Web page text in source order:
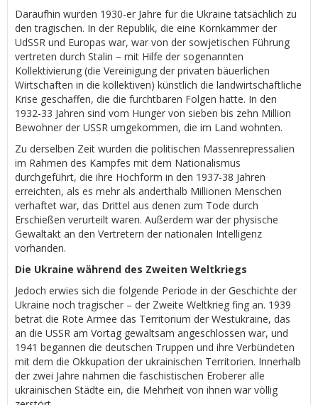
Daraufhin wurden 1930-er Jahre für die Ukraine tatsächlich zu
den tragischen. In der Republik, die eine Kornkammer der
UdSSR und Europas war, war von der sowjetischen Führung
vertreten durch Stalin – mit Hilfe der sogenannten
Kollektivierung (die Vereinigung der privaten bäuerlichen
Wirtschaften in die kollektiven) künstlich die landwirtschaftliche
Krise geschaffen, die die furchtbaren Folgen hatte. In den
1932-33 Jahren sind vom Hunger von sieben bis zehn Million
Bewohner der USSR umgekommen, die im Land wohnten.
Zu derselben Zeit wurden die politischen Massenrepressalien
im Rahmen des Kampfes mit dem Nationalismus
durchgeführt, die ihre Hochform in den 1937-38 Jahren
erreichten, als es mehr als anderthalb Millionen Menschen
verhaftet war, das Drittel aus denen zum Tode durch
Erschießen verurteilt waren. Außerdem war der physische
Gewaltakt an den Vertretern der nationalen Intelligenz
vorhanden.
Die Ukraine während des Zweiten Weltkriegs
Jedoch erwies sich die folgende Periode in der Geschichte der
Ukraine noch tragischer – der Zweite Weltkrieg fing an. 1939
betrat die Rote Armee das Territorium der Westukraine, das
an die USSR am Vortag gewaltsam angeschlossen war, und
1941 begannen die deutschen Truppen und ihre Verbündeten
mit dem die Okkupation der ukrainischen Territorien. Innerhalb
der zwei Jahre nahmen die faschistischen Eroberer alle
ukrainischen Städte ein, die Mehrheit von ihnen war völlig